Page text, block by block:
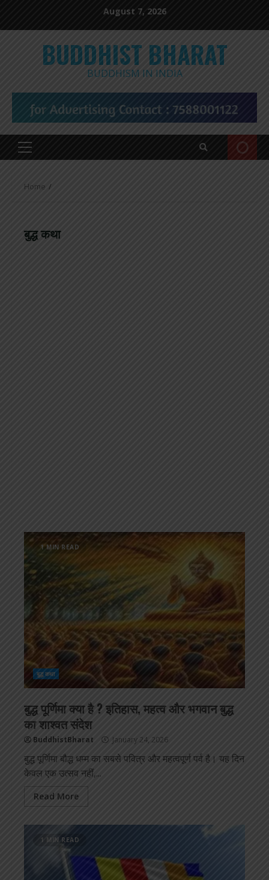
August 7, 2026
BUDDHIST BHARAT
BUDDHISM IN INDIA
Primary
Home
बुद्ध कथा
1 MIN READ
बुद्ध कथा
बुद्ध पूर्णिमा क्या है ? इतिहास, महत्व और भगवान बुद्ध
का शाश्वत संदेश
BuddhistBharat January 24, 2026
बुद्ध पूर्णिमा बौद्ध धम्म का सबसे पवित्र और महत्वपूर्ण पर्व है। यह दिन
केवल एक उत्सव नहीं,...
Read More
1 MIN READ